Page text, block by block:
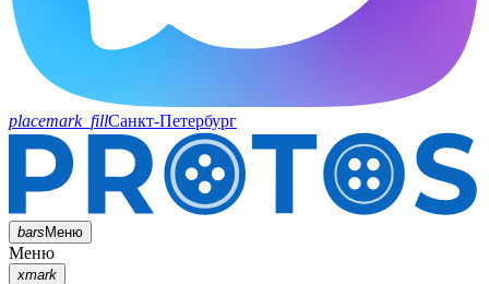
placemark_fillСанкт-Петербург
barsМеню
Меню
xmark